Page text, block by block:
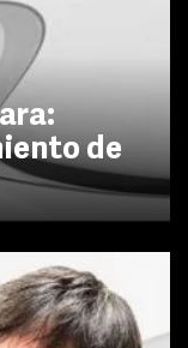
de